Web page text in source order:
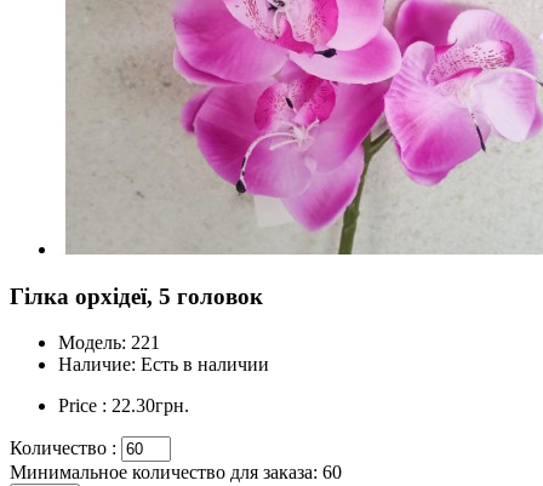
Гілка орхідеї, 5 головок
Модель: 221
Наличие: Есть в наличии
Price : 22.30грн.
Количество :
Минимальное количество для заказа: 60